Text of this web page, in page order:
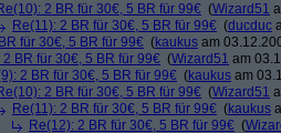
2 BR für 30€, 5 BR für 99€ (Wizard51
Re(11): 2 BR für 30€, 5 BR für 99€ (ducduc
für 30€, 5 BR für 99€ (kaukus am
2 BR für 30€, 5 BR für 99€ (Wizard51 am
2 BR für 30€, 5 BR für 99€ (kaukus am
2 BR für 30€, 5 BR für 99€ (Wizard51
Re(11): 2 BR für 30€, 5 BR für 99€ (kaukus
Re(12): 2 BR für 30€, 5 BR für 99€ (